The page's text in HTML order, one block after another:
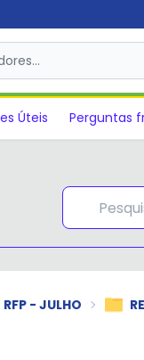
Úteis Perguntas
RFP - JULHO